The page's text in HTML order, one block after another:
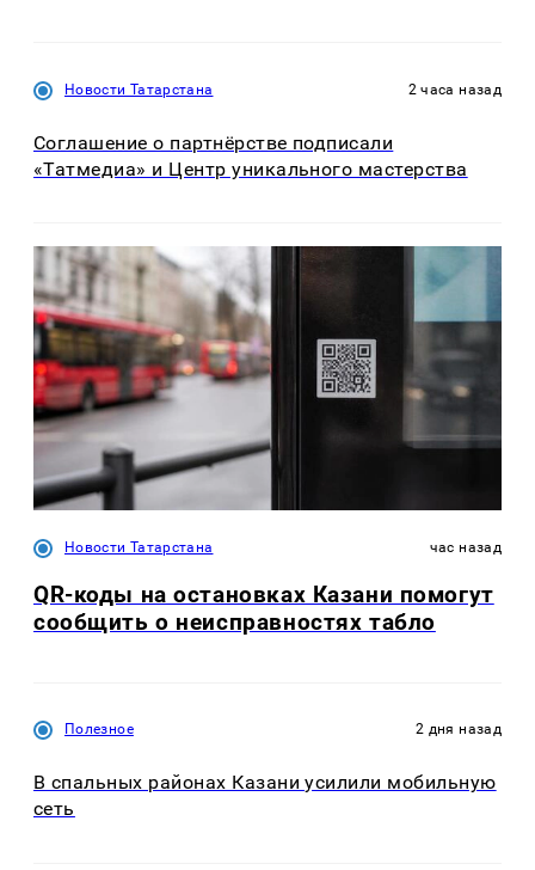
Новости Татарстана 2 часа назад
Соглашение о партнёрстве подписали
«Татмедиа» и Центр уникального мастерства
Новости Татарстана час назад
QR-коды на остановках Казани помогут
сообщить о неисправностях табло
Полезное 2 дня назад
В спальных районах Казани усилили мобильную
сеть